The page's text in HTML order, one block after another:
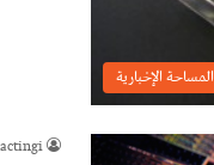
المساحة الإخبارية